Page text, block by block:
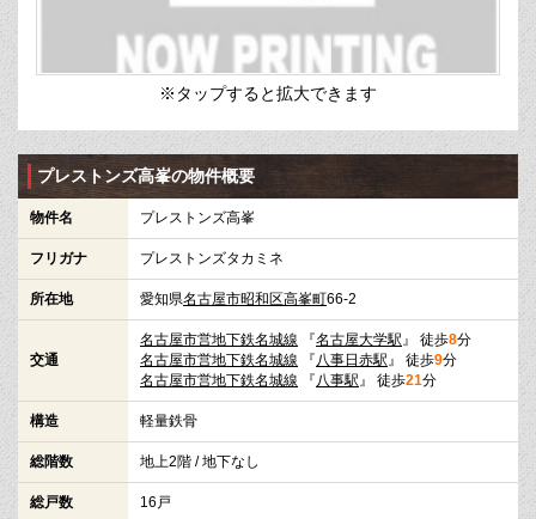
※タップすると拡大できます
プレストンズ高峯の物件概要
物件名 プレストンズ高峯
フリガナ プレストンズタカミネ
所在地 愛知県名古屋市昭和区高峯町66-2
交通
名古屋市営地下鉄名城線 『名古屋大学駅 』 徒歩8分
名古屋市営地下鉄名城線 『 八事日赤駅 』 徒歩9分
名古屋市営地下鉄名城線 『 八事駅 』 徒歩21分
構造 軽量鉄骨
総階数 地上2階 / 地下なし
総戸数 16戸